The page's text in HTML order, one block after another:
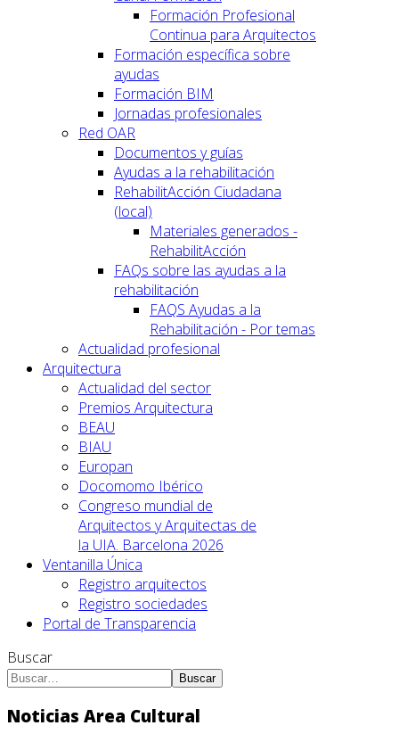
Formación Profesional
Continua para Arquitectos
Formación específica sobre
ayudas
Formación BIM
Jornadas profesionales
Red OAR
Documentos y guías
Ayudas a la rehabilitación
RehabilitAcción Ciudadana
(local)
Materiales generados -
RehabilitAcción
FAQs sobre las ayudas a la
rehabilitación
FAQS Ayudas a la
Rehabilitación - Por temas
Actualidad profesional
Arquitectura
Actualidad del sector
Premios Arquitectura
BEAU
BIAU
Europan
Docomomo Ibérico
Congreso mundial de
Arquitectos y Arquitectas de
la UIA. Barcelona 2026
Ventanilla Única
Registro arquitectos
Registro sociedades
Portal de Transparencia
Buscar
Buscar
Noticias Area Cultural